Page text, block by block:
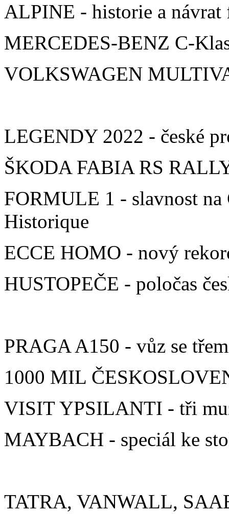
ALPINE - historie a návrat
MERCEDES-BENZ C-
VOLKSWAGEN
LEGENDY 2022 - české
ŠKODA FABIA RS
FORMULE 1 - slavnost
Historique
ECCE HOMO - nový
HUSTOPEČE - poločas
PRAGA A150 - vůz se
1000 MIL
VISIT YPSILANTI - tři
MAYBACH - speciál ke
TATRA, VANWALL,